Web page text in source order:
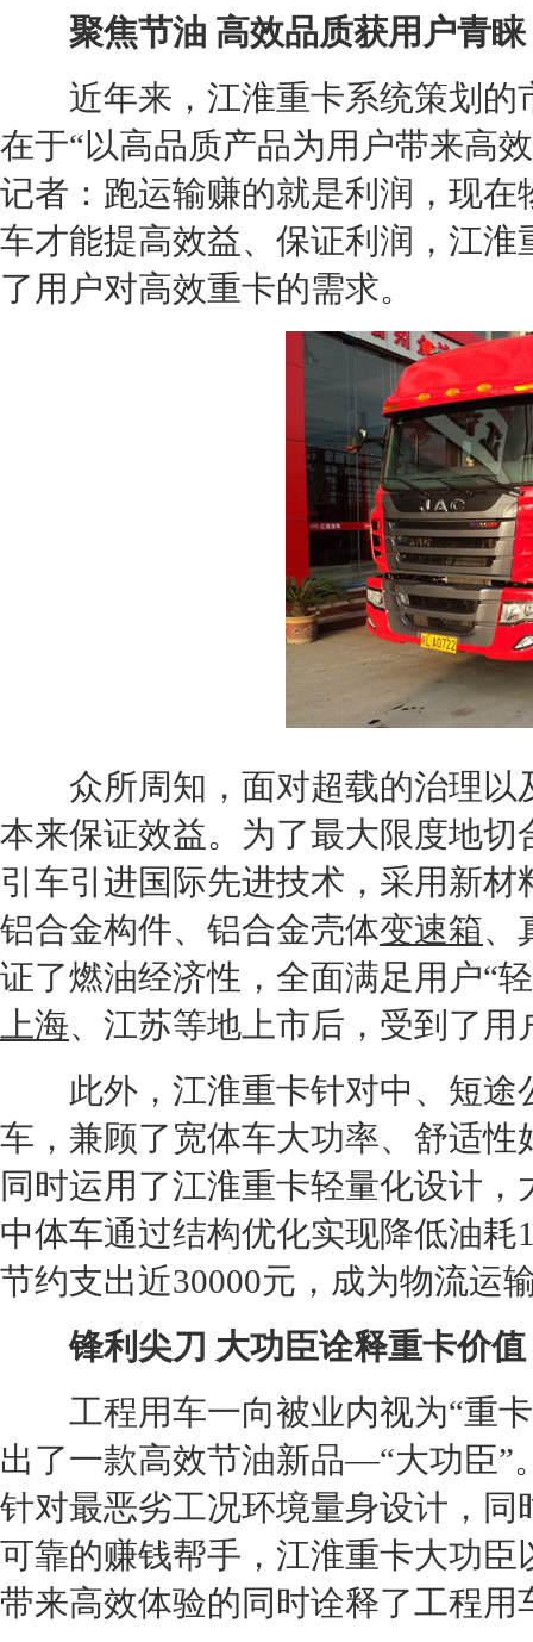
聚焦节油 高效品质获用户青睐
近年来， 江淮重卡系统策划的
在于“以高品质产品为用户带来高
记者：跑运输赚的就是利润，现
车才能提高效益、保证利润， 江淮
了用户对高效重卡的需求。
众所周知，面对超载的治理以
本来保证效益。为了最大限度地切
引车引进国际先进技术，采用新材
铝合金构件、铝合金壳体变速箱、
证了燃油经济性，全面满足用户“
上海、江苏等地上市后，受到了用
此外， 江淮重卡针对中、短途
车，兼顾了宽体车大功率、舒适性
同时运用了江淮重卡轻量化设计，
中体车通过结构优化实现降低油
节约支出近30000元，成为物流运
锋利尖刀 大功臣诠释重卡价值
工程用车一向被业内视为“重卡
出了一款高效节油新品—“大功臣”
针对最恶劣工况环境量身设计，
可靠的赚钱帮手， 江淮重卡大功臣
带来高效体验的同时诠释了工程用